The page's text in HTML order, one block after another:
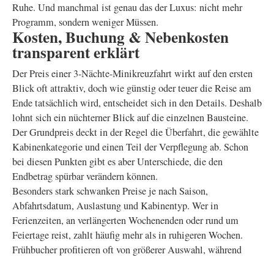
Ruhe. Und manchmal ist genau das der Luxus: nicht mehr
Programm, sondern weniger Müssen.
Kosten, Buchung & Nebenkosten
transparent erklärt
Der Preis einer 3-Nächte-Minikreuzfahrt wirkt auf den ersten
Blick oft attraktiv, doch wie günstig oder teuer die Reise am
Ende tatsächlich wird, entscheidet sich in den Details. Deshalb
lohnt sich ein nüchterner Blick auf die einzelnen Bausteine.
Der Grundpreis deckt in der Regel die Überfahrt, die gewählte
Kabinenkategorie und einen Teil der Verpflegung ab. Schon
bei diesen Punkten gibt es aber Unterschiede, die den
Endbetrag spürbar verändern können.
Besonders stark schwanken Preise je nach Saison,
Abfahrtsdatum, Auslastung und Kabinentyp. Wer in
Ferienzeiten, an verlängerten Wochenenden oder rund um
Feiertage reist, zahlt häufig mehr als in ruhigeren Wochen.
Frühbucher profitieren oft von größerer Auswahl, während